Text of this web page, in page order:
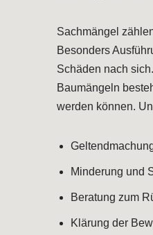
Sachmängel
Besonders
Schäden nach
Baumängeln
werden können.
Minderung und
Beratung zum
Klärung der